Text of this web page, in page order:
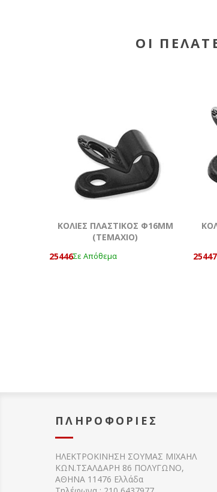
ΟΙ
KOΛΙΕΣ ΠΛΑΣΤΙΚΟΣ Φ16ΜΜ
(ΤΕΜΆΧΙΟ)
25446Σε Απόθεμα
25447
ΠΛΗΡΟΦΟΡΊΕΣ
ΗΛΕΚΤΡΟΚΙΝΗΣΗ ΣΟΥΜΑΣ MIXAHΛ
ΚΩΝ.ΤΣΑΛΔΑΡΗ 86 ΠΟΛΥΓΩΝΟ,
ΑΘΗΝΑ 11476 Ελλάδα